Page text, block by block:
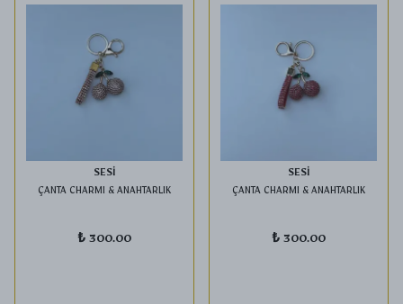
SESİ
ÇANTA CHARMI & ANAHTARLIK
₺ 300.00
SESİ
ÇANTA CHARMI & ANAHTARLIK
₺ 300.00